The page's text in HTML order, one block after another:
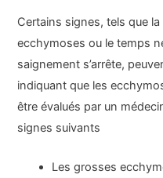
Certains signes, tels que la
ecchymoses ou le temps
saignement s’arrête,
indiquant que les
être évalués par un
signes suivants
Les grosses